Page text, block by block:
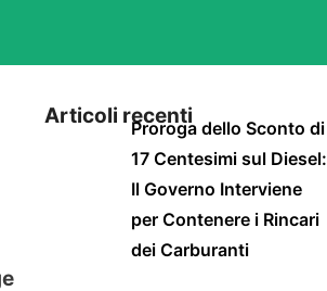
Articoli recentiProroga dello Sconto di
17 Centesimi sul Diesel:
Il Governo Interviene
per Contenere i Rincari
dei Carburanti